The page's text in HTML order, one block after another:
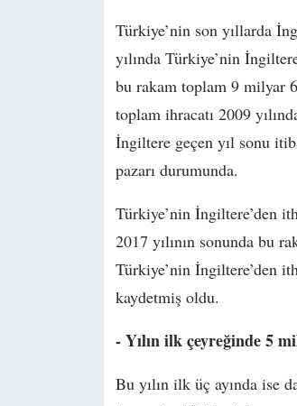
Türkiye’nin son yıllarda
yılında Türkiye’nin
bu rakam toplam 9 milyar
toplam ihracatı 2009
İngiltere geçen yıl sonu
pazarı durumunda.
Türkiye’nin İngiltere’den
2017 yılının sonunda bu
Türkiye’nin İngiltere’den
kaydetmiş oldu.
- Yılın ilk çeyreğinde 5
Bu yılın ilk üç ayında ise